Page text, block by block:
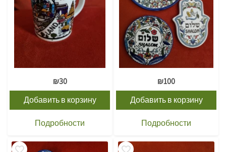
₪30
Добавить в корзину
Подробности
₪100
Добавить в корзину
Подробности